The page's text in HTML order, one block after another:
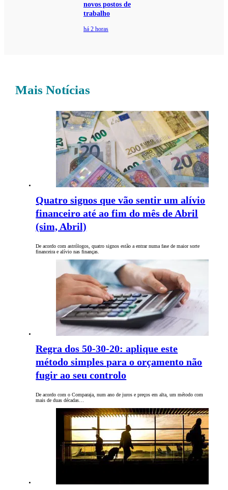
novos postos de
trabalho
há 2 horas
Mais Notícias
Quatro signos que vão sentir um alívio
financeiro até ao fim do mês de Abril
(sim, Abril)
De acordo com astrólogos, quatro signos estão a entrar numa fase de maior sorte
financeira e alívio nas finanças.
Regra dos 50-30-20: aplique este
método simples para o orçamento não
fugir ao seu controlo
De acordo com o Comparaja, num ano de juros e preços em alta, um método com
mais de duas décadas…